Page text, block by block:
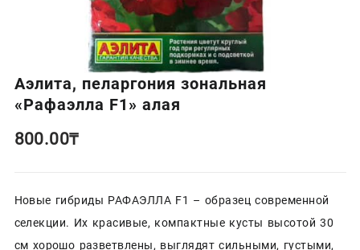
Аэлита, пеларгония зональная
«Рафаэлла F1» алая
800.00₸
Новые гибриды РАФАЭЛЛА F1 – образец современной
селекции. Их красивые, компактные кусты высотой 30
см хорошо разветвлены, выглядят сильными, густыми,